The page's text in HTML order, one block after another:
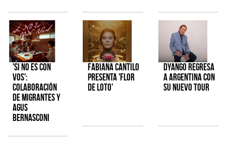
'Si No Es Con
Vos':
colaboración
de Migrantes y
Agus
Bernasconi
Fabiana Cantilo
presenta 'Flor
de Loto'
Dyango regresa
a Argentina con
su nuevo tour